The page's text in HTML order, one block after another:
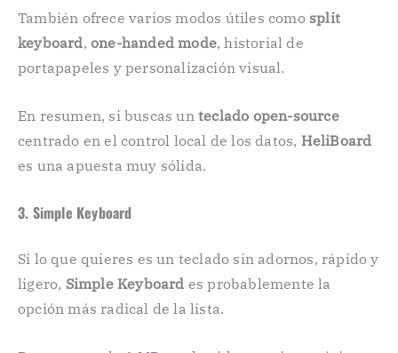
También ofrece varios modos útiles como split
keyboard,one-handed mode, historial de
portapapeles y personalización visual.
En resumen, si buscas un teclado open-source
centrado en el control local de los datos, HeliBoard
es una apuesta muy sólida.
3. Simple Keyboard
Si lo que quieres es un teclado sin adornos, rápido y
ligero, Simple Keyboard es probablemente la
opción más radical de la lista.